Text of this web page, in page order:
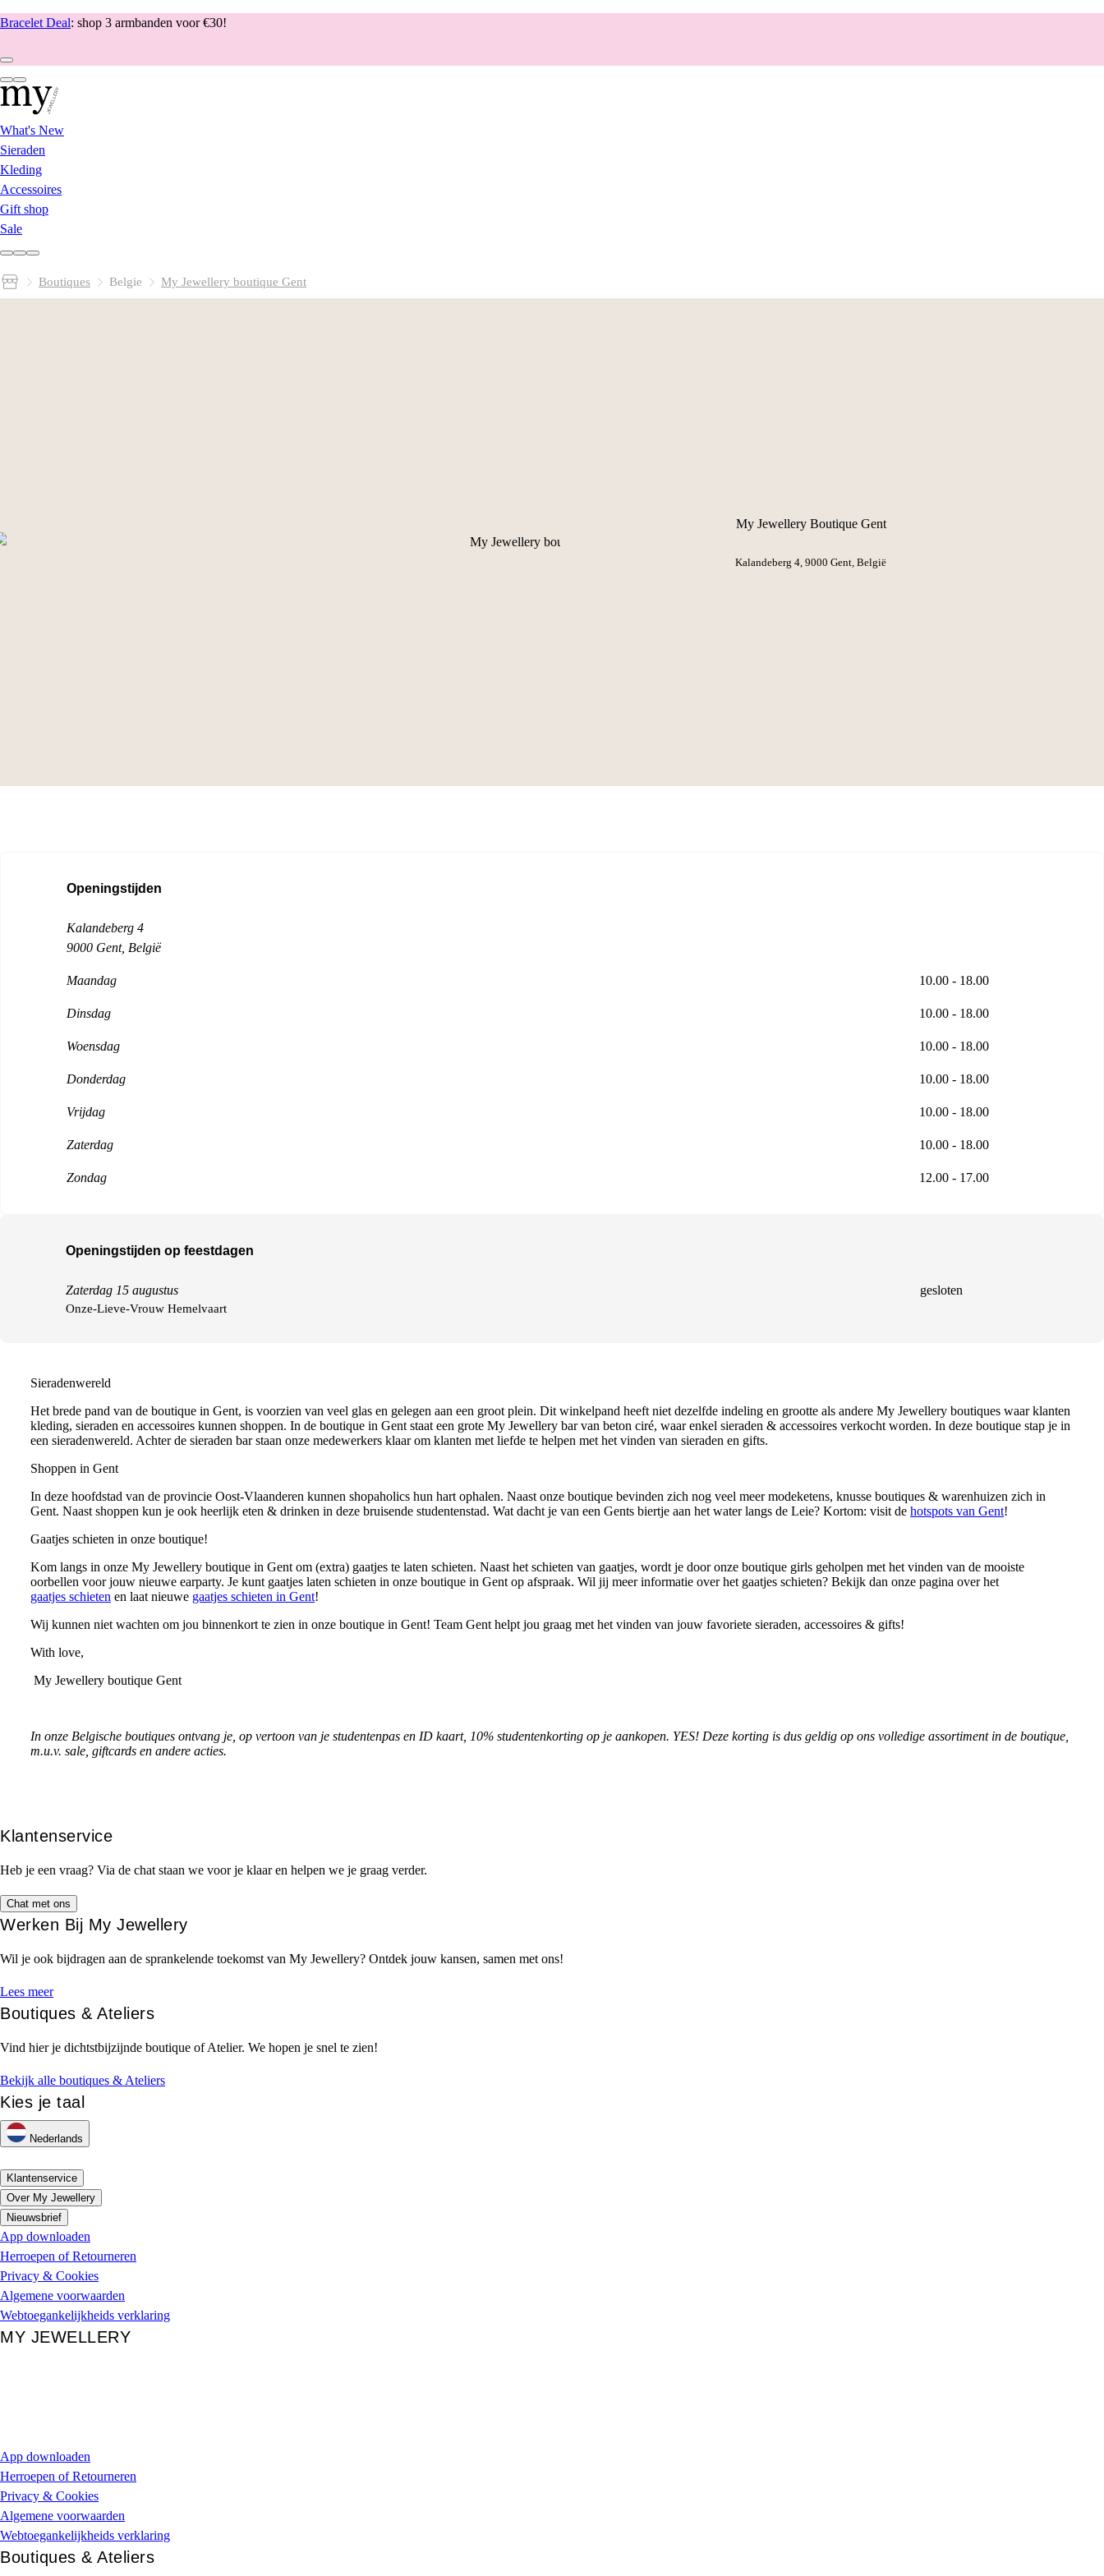
Bracelet Deal: shop 3 armbanden voor €30!
What's New
Sieraden
Kleding
Accessoires
Gift shop
Sale
Boutiques Belgie My Jewellery boutique Gent
My Jewellery Boutique Gent
Kalandeberg 4, 9000 Gent , België
Openingstijden
Kalandeberg 4
9000 Gent, België
Maandag 10.00 - 18.00
Dinsdag 10.00 - 18.00
Woensdag 10.00 - 18.00
Donderdag 10.00 - 18.00
Vrijdag 10.00 - 18.00
Zaterdag 10.00 - 18.00
Zondag 12.00 - 17.00
Openingstijden op feestdagen
Zaterdag 15 augustus
Onze-Lieve-Vrouw Hemelvaart
gesloten
Sieradenwereld
Het brede pand van de boutique in Gent, is voorzien van veel glas en gelegen aan een groot plein. Dit winkelpand heeft niet dezelfde indeling en grootte als andere My Jewellery boutiques waar klanten
kleding, sieraden en accessoires kunnen shoppen. In de boutique in Gent staat een grote My Jewellery bar van beton ciré, waar enkel sieraden & accessoires verkocht worden. In deze boutique stap je in
een sieradenwereld. Achter de sieraden bar staan onze medewerkers klaar om klanten met liefde te helpen met het vinden van sieraden en gifts.
Shoppen in Gent
In deze hoofdstad van de provincie Oost-Vlaanderen kunnen shopaholics hun hart ophalen. Naast onze boutique bevinden zich nog veel meer modeketens, knusse boutiques & warenhuizen zich in
Gent. Naast shoppen kun je ook heerlijk eten & drinken in deze bruisende studentenstad. Wat dacht je van een Gents biertje aan het water langs de Leie? Kortom: visit de hotspots van Gent!
Gaatjes schieten in onze boutique!
Kom langs in onze My Jewellery boutique in Gent om (extra) gaatjes te laten schieten. Naast het schieten van gaatjes, wordt je door onze boutique girls geholpen met het vinden van de mooiste
oorbellen voor jouw nieuwe earparty. Je kunt gaatjes laten schieten in onze boutique in Gent op afspraak. Wil jij meer informatie over het gaatjes schieten? Bekijk dan onze pagina over het
gaatjes schieten en laat nieuwe gaatjes schieten in Gent!
Wij kunnen niet wachten om jou binnenkort te zien in onze boutique in Gent! Team Gent helpt jou graag met het vinden van jouw favoriete sieraden, accessoires & gifts!
With love,
My Jewellery boutique Gent
In onze Belgische boutiques ontvang je, op vertoon van je studentenpas en ID kaart, 10% studentenkorting op je aankopen. YES! Deze korting is dus geldig op ons volledige assortiment in de boutique,
m.u.v. sale, giftcards en andere acties.
Klantenservice
Heb je een vraag? Via de chat staan we voor je klaar en helpen we je graag verder.
Chat met ons
Werken Bij My Jewellery
Wil je ook bijdragen aan de sprankelende toekomst van My Jewellery? Ontdek jouw kansen, samen met ons!
Lees meer
Boutiques & Ateliers
Vind hier je dichtstbijzijnde boutique of Atelier. We hopen je snel te zien!
Bekijk alle boutiques & Ateliers
Kies je taal
Nederlands
Klantenservice
Over My Jewellery
Nieuwsbrief
App downloaden
Herroepen of Retourneren
Privacy & Cookies
Algemene voorwaarden
Webtoegankelijkheids verklaring
MY JEWELLERY
App downloaden
Herroepen of Retourneren
Privacy & Cookies
Algemene voorwaarden
Webtoegankelijkheids verklaring
Boutiques & Ateliers